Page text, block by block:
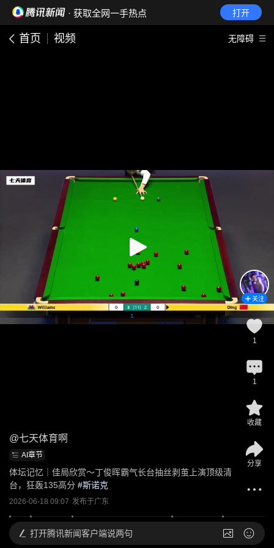
· 获取全网一手热点 打开
首页 视频 无障碍
@七天体育啊
AI章节
体坛记忆｜佳局欣赏～丁俊晖霸气长台抽丝剥茧上演顶级清
台，狂轰135高分 #斯诺克
2026-06-18 09:07 发布于广东
关注
1
1
收藏
分享
打开腾讯新闻客户端说两句